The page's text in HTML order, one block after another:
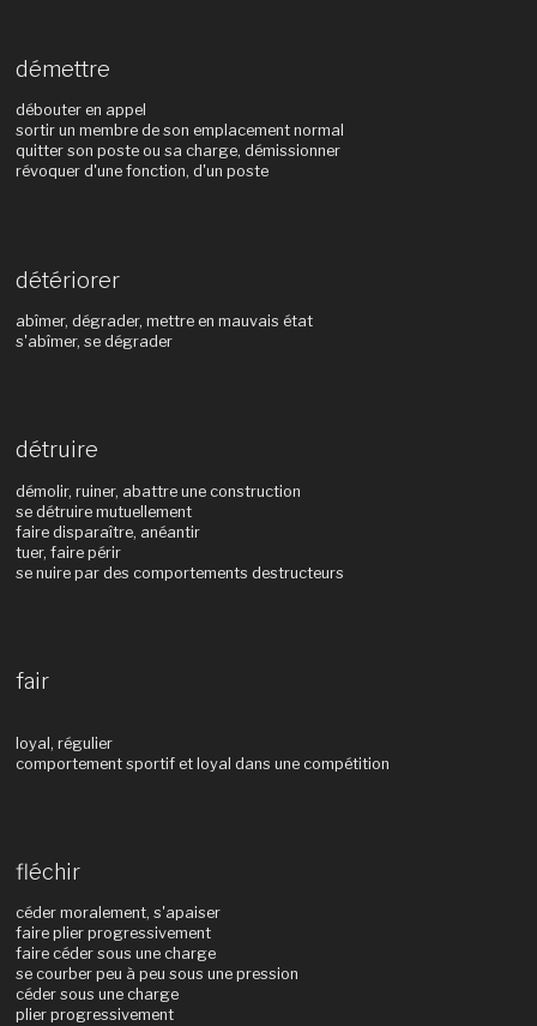
démettre
débouter en appel
sortir un membre de son emplacement normal
quitter son poste ou sa charge, démissionner
révoquer d'une fonction, d'un poste
détériorer
abîmer, dégrader, mettre en mauvais état
s'abîmer, se dégrader
détruire
démolir, ruiner, abattre une construction
se détruire mutuellement
faire disparaître, anéantir
tuer, faire périr
se nuire par des comportements destructeurs
fair
loyal, régulier
comportement sportif et loyal dans une compétition
fléchir
céder moralement, s'apaiser
faire plier progressivement
faire céder sous une charge
se courber peu à peu sous une pression
céder sous une charge
plier progressivement